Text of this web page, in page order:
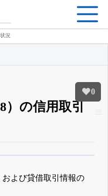
況
0
の信用取引
る
先行利用も付きます
よび貸借取引情報の